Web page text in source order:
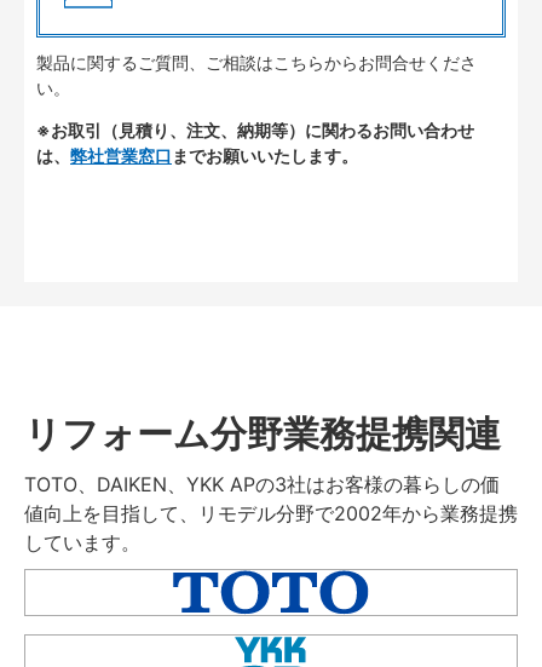
製品に関するご質問、ご相談はこちらからお問合せくださ
い。
※お取引（見積り、注文、納期等）に関わるお問い合わせ
は、 弊社営業窓口 までお願いいたします。
リフォーム分野業務提携関連
TOTO、DAIKEN、YKK APの3社はお客様の暮らしの価
値向上を目指して、リモデル分野で2002年から業務提携
しています。